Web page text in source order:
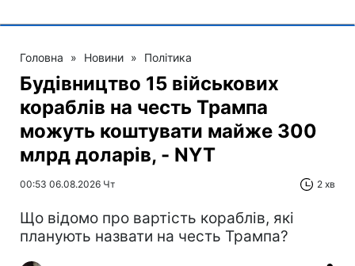
Головна » Новини » Політика
Будівництво 15 військових
кораблів на честь Трампа
можуть коштувати майже 300
млрд доларів, - NYT
00:53 06.08.2026 Чт 2 хв
Що відомо про вартість кораблів, які
планують назвати на честь Трампа?